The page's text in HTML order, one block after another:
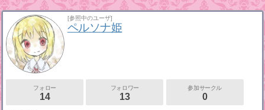
[参照中のユーザ]
ペルソナ姫
フォロー
14
フォロワー
13
参加サークル
0